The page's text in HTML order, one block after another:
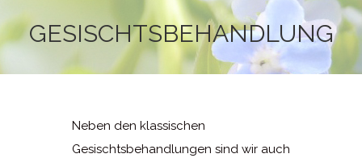
GESISCHTSBEHANDLUNG
Neben den klassischen
Gesischtsbehandlungen sind wir auch